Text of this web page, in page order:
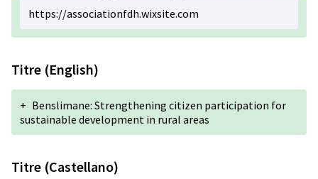
https://associationfdh.wixsite.com
Titre (English)
+ Benslimane: Strengthening citizen participation for
sustainable development in rural areas
Titre (Castellano)